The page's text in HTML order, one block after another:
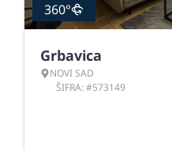
360°
Grbavica
NOVI SAD
ŠIFRA: #573149